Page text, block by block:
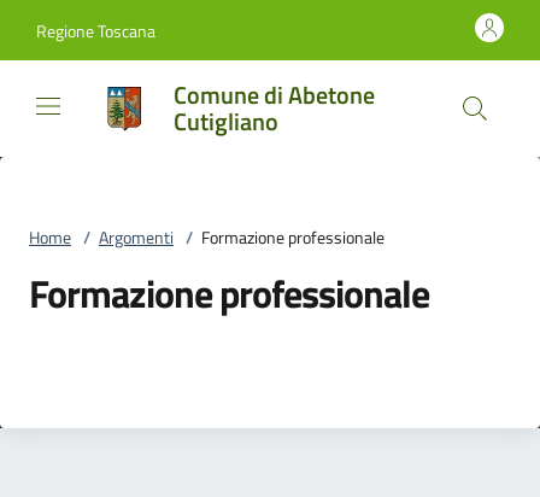
Regione Toscana
Comune di Abetone
Cutigliano
Home / Argomenti / Formazione professionale
Formazione professionale